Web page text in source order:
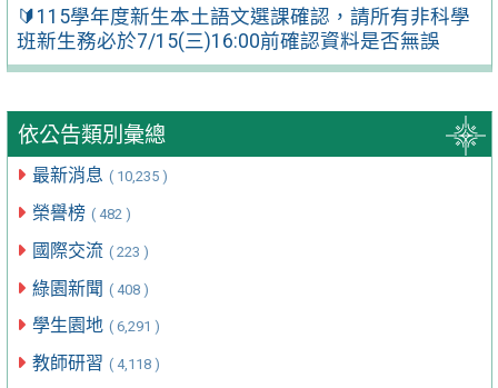
🔰115學年度新生本土語文選課確認，請所有非科學
班新生務必於7/15(三)16:00前確認資料是否無誤
依公告類別彙總
最新消息 ( 10,235 )
榮譽榜 ( 482 )
國際交流 ( 223 )
綠園新聞 ( 408 )
學生園地 ( 6,291 )
教師研習 ( 4,118 )